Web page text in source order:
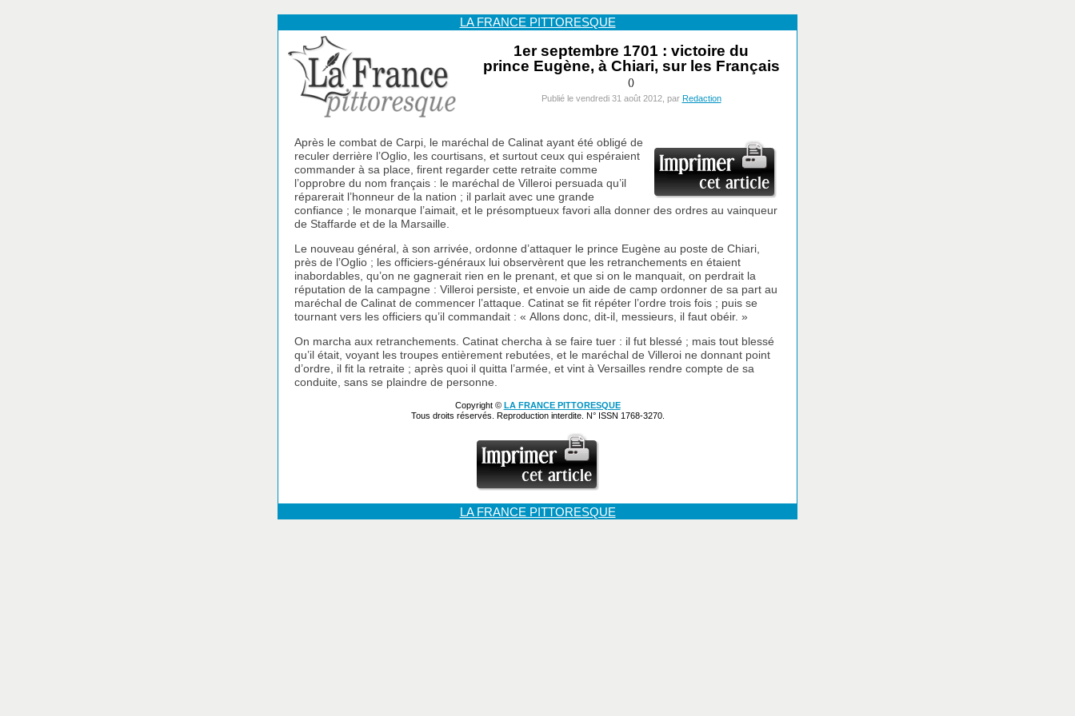
LA FRANCE PITTORESQUE
1er septembre 1701 : victoire du
prince Eugène, à Chiari, sur les Français
()
Publié le vendredi 31 août 2012, par Redaction
Après le combat de Carpi, le maréchal de Calinat ayant été obligé de
reculer derrière l’Oglio, les courtisans, et surtout ceux qui espéraient
commander à sa place, firent regarder cette retraite comme
l’opprobre du nom français : le maréchal de Villeroi persuada qu’il
réparerait l’honneur de la nation ; il parlait avec une grande
confiance ; le monarque l’aimait, et le présomptueux favori alla donner des ordres au vainqueur
de Staffarde et de la Marsaille.
Le nouveau général, à son arrivée, ordonne d’attaquer le prince Eugène au poste de Chiari,
près de l’Oglio ; les officiers-généraux lui observèrent que les retranchements en étaient
inabordables, qu’on ne gagnerait rien en le prenant, et que si on le manquait, on perdrait la
réputation de la campagne : Villeroi persiste, et envoie un aide de camp ordonner de sa part au
maréchal de Calinat de commencer l’attaque. Catinat se fit répéter l’ordre trois fois ; puis se
tournant vers les officiers qu’il commandait : « Allons donc, dit-il, messieurs, il faut obéir. »
On marcha aux retranchements. Catinat chercha à se faire tuer : il fut blessé ; mais tout blessé
qu’il était, voyant les troupes entièrement rebutées, et le maréchal de Villeroi ne donnant point
d’ordre, il fit la retraite ; après quoi il quitta l’armée, et vint à Versailles rendre compte de sa
conduite, sans se plaindre de personne.
Copyright © LA FRANCE PITTORESQUE
Tous droits réservés. Reproduction interdite. N° ISSN 1768-3270.
LA FRANCE PITTORESQUE